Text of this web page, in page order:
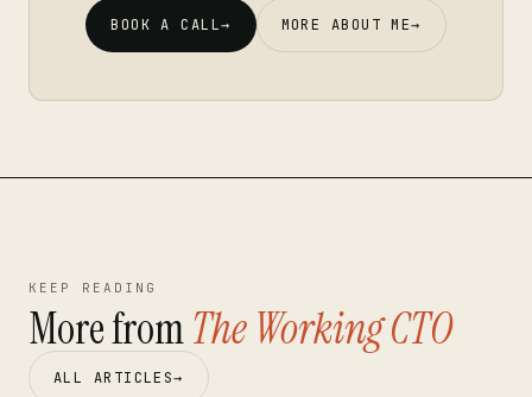
BOOK A CALL→ MORE ABOUT ME→
KEEP READING
More fromThe Working CTO
ALL ARTICLES→